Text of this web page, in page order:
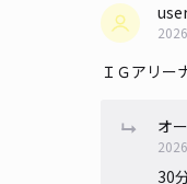
ＩＧアリー
オ
30